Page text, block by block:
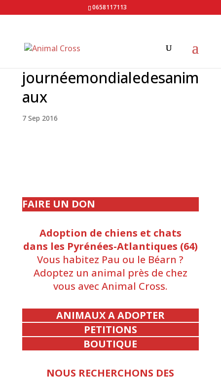
0658117113
journéemondialedesanim
aux
7 Sep 2016
FAIRE UN DON
Adoption de chiens et chats
dans les Pyrénées-Atlantiques (64)
Vous habitez Pau ou le Béarn ?
Adoptez un animal près de chez
vous avec Animal Cross.
ANIMAUX A ADOPTER
PETITIONS
BOUTIQUE
NOUS RECHERCHONS DES